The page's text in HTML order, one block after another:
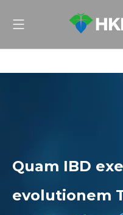
Quam IBD
evolutionem